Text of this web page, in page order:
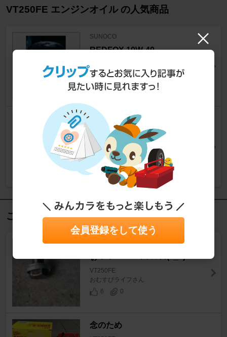
VT250FE エンジンオイル の人気商品
SUNOCO
REDFOX 10W-40
ケミカル系 > エンジンオイル
ホンダ(純正)
ULTRA G2
ケミカル系 > エンジンオイル
この記事を見た人におすすめ
なめてんじゃねぇぞ
VT250FE
おむすびライフさん
6
0
念のため
会員登録をして使う